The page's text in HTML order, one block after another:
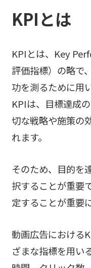
KPIとは
KPIとは、Key
評価指標）の略で
功を測るために用
KPIは、目標達成
切な戦略や施策の
れます。
そのため、目的を
択することが重要
定することが重要
動画広告における
ざまな指標を用い